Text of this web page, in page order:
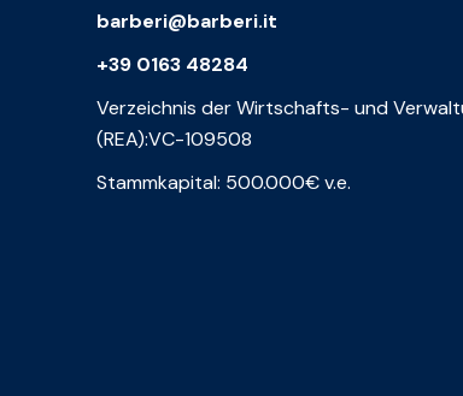
barberi@barberi.it
+39 0163 48284
Verzeichnis der Wirtschafts- und
(REA):VC-109508
Stammkapital: 500.000€ v.e.